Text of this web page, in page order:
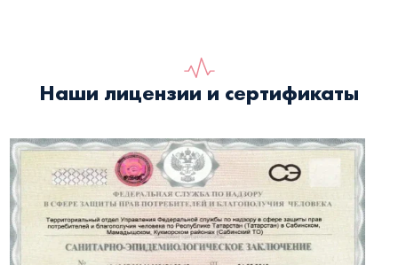
Наши лицензии и сертификаты